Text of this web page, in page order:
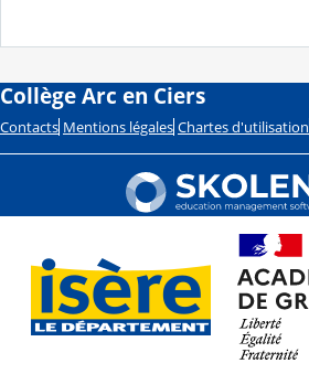
Collège Arc en Ciers
Contacts Mentions légales Chartes d'utilisation